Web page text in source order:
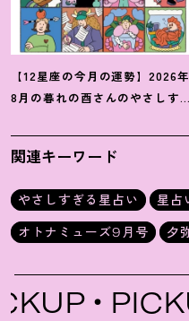
【12星座の今月の運勢】2026年
8月の暮れの酉さんのやさしすぎ
関連キーワード
やさしすぎる星占い 星占
オトナミューズ9月号
夕